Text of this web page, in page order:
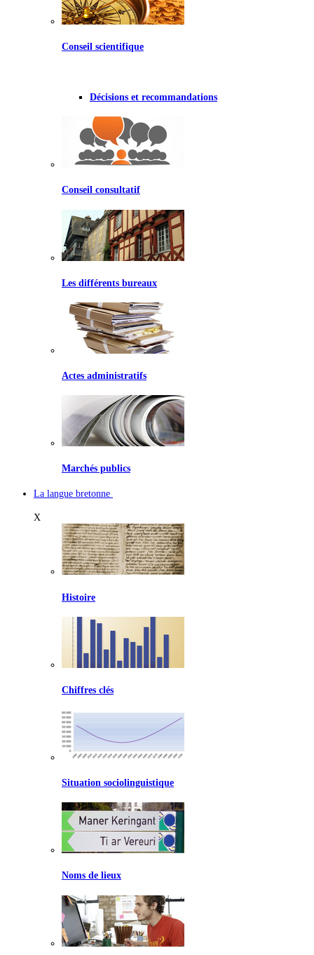
Conseil scientifique
Décisions et recommandations
Conseil consultatif
Les différents bureaux
Actes administratifs
Marchés publics
La langue bretonne
X
Histoire
Chiffres clés
Situation sociolinguistique
Noms de lieux